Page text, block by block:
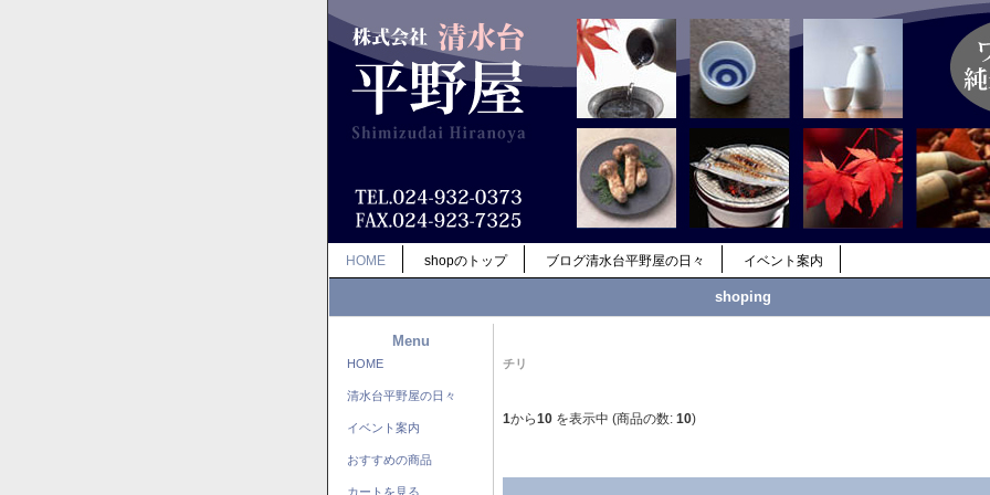
HOME shopのトップ ブログ清水台平野屋の日々 イベント案内
shoping
Menu
HOME
清水台平野屋の日々
イベント案内
おすすめの商品
カートを見る
チリ
1から10 を表示中 (商品の数: 10)